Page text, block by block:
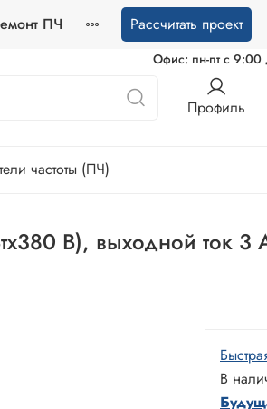
ПЧ Рассчитать проект
Офис: пн-пт с
Профиль
частоты (ПЧ)
В), выходной ток 3
В